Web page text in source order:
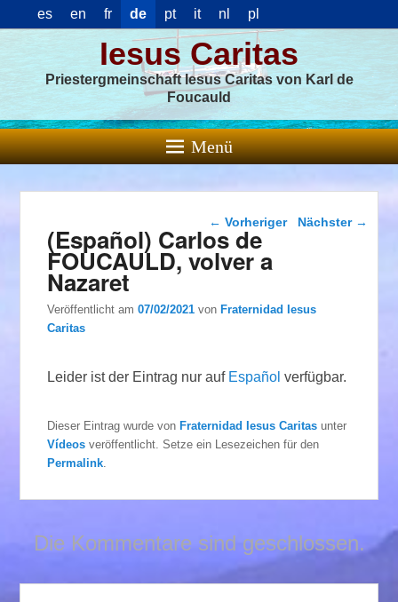
es en fr de pt it nl pl
Iesus Caritas
Priestergmeinschaft Iesus Caritas von Karl de
Foucauld
Menü
Beitragsnavigation
← Vorheriger Nächster →
(Español) Carlos de
FOUCAULD, volver a
Nazaret
Veröffentlicht am07/02/2021 vonFraternidad Iesus
Caritas
Leider ist der Eintrag nur auf Español verfügbar.
Dieser Eintrag wurde vonFraternidad Iesus Caritas unter
Vídeos veröffentlicht. Setze ein Lesezeichen für den
Permalink
Die Kommentare sind geschlossen.